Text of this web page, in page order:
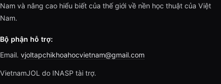
Nam và nâng cao hiểu biết của thế giới về nền học thuật của Việt
Nam.
Bộ phận hỗ trợ:
Email. vjoltapchikhoahocvietnam@gmail.com
VietnamJOL do INASP tài trợ.